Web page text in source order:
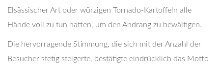
Elsässischer Art oder würzigen Tornado-Kartoffeln alle
Hände voll zu tun hatten, um den Andrang zu bewältigen.
Die hervorragende Stimmung, die sich mit der Anzahl der
Besucher stetig steigerte, bestätigte eindrücklich das Motto